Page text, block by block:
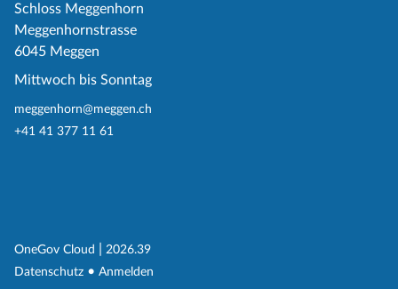
Schloss Meggenhorn
Meggenhornstrasse
6045 Meggen
Mittwoch bis Sonntag
meggenhorn@meggen.ch
+41 41 377 11 61
OneGov Cloud (External Link)
2026.39
Datenschutz (External Link)
Anmelden